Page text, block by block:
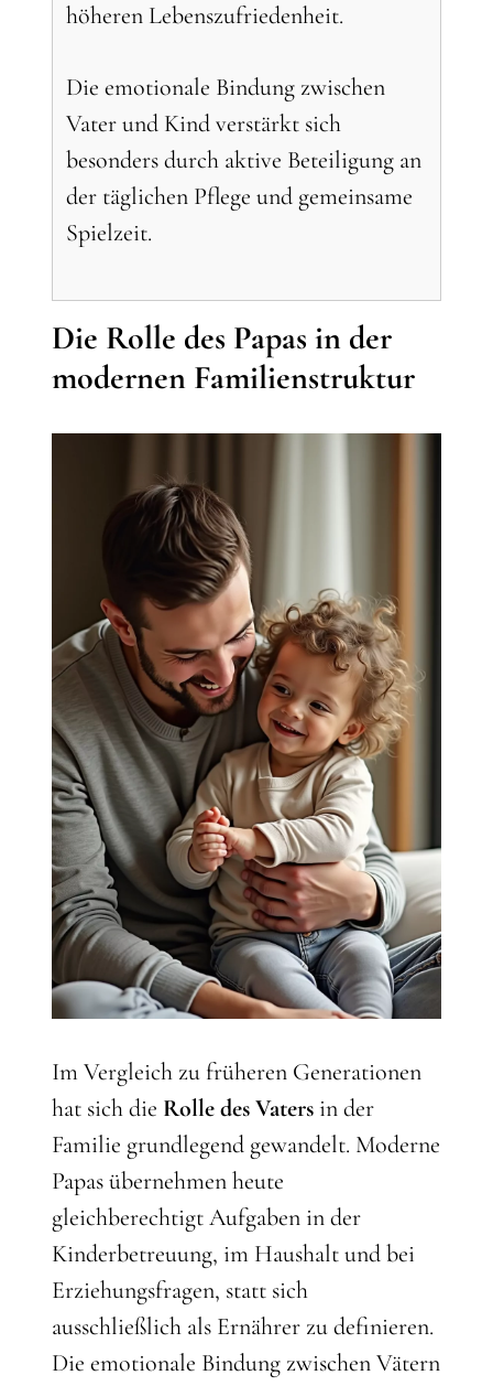
höheren Lebenszufriedenheit.
Die emotionale Bindung zwischen
Vater und Kind verstärkt sich
besonders durch aktive Beteiligung an
der täglichen Pflege und gemeinsame
Spielzeit.
Die Rolle des Papas in der
modernen Familienstruktur
Im Vergleich zu früheren Generationen
hat sich die Rolle des Vaters in der
Familie grundlegend gewandelt. Moderne
Papas übernehmen heute
gleichberechtigt Aufgaben in der
Kinderbetreuung, im Haushalt und bei
Erziehungsfragen, statt sich
ausschließlich als Ernährer zu definieren.
Die emotionale Bindung zwischen Vätern